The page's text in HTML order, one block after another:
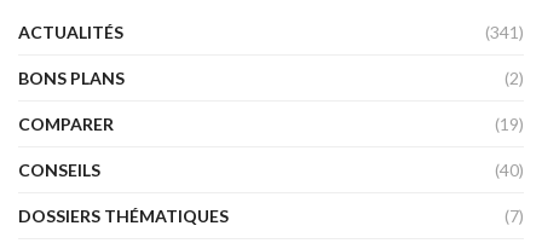
ACTUALITÉS (341)
BONS PLANS (2)
COMPARER (19)
CONSEILS (40)
DOSSIERS THÉMATIQUES (7)